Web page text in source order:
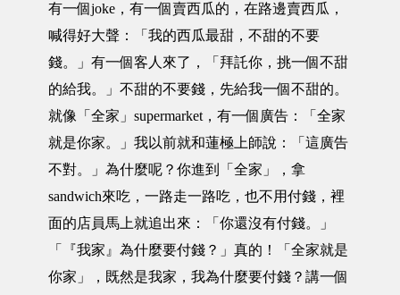
有一個joke，有一個賣西瓜的，在路邊賣西瓜，
喊得好大聲：「我的西瓜最甜，不甜的不要
錢。」有一個客人來了，「拜託你，挑一個不甜
的給我。」不甜的不要錢，先給我一個不甜的。
就像「全家」supermarket，有一個廣告：「全家
就是你家。」我以前就和蓮極上師說：「這廣告
不對。」為什麼呢？你進到「全家」，拿
sandwich來吃，一路走一路吃，也不用付錢，裡
面的店員馬上就追出來：「你還沒有付錢。」
「『我家』為什麼要付錢？」真的！「全家就是
你家」，既然是我家，我為什麼要付錢？講一個